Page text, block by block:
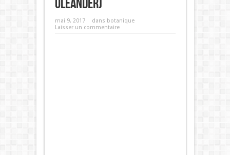
oleander)
mai 9, 2017 dans botanique
Laisser un commentaire